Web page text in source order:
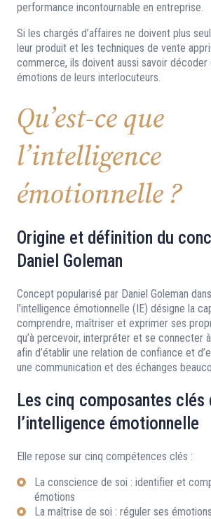
performance incontournable en entreprise.
Si les chargés d’affaires ne doivent plus
leur produit et les techniques de vente
commerce, ils doivent aussi savoir décoder
émotions de leurs interlocuteurs.
Qu’est-ce que
l’intelligence
émotionnelle ?
Origine et définition du
Daniel Goleman
Concept popularisé par Daniel Goleman
l’intelligence émotionnelle (IE) désigne la
comprendre, maîtriser et exprimer ses
qu’à percevoir, interpréter et se connecter
afin d’établir une relation de confiance et
une communication et des échanges
Les cinq composantes clés
l’intelligence émotionnelle
Elle repose sur cinq compétences clés :
La conscience de soi : identifier et
émotions
La maîtrise de soi : réguler ses